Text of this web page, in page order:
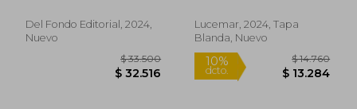
Del Fondo Editorial, 2024,
Nuevo
Lucemar, 2024, Tapa
Blanda, Nuevo